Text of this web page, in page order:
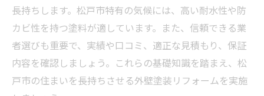
長持ちします。松戸市特有の気候には、高い耐水性や防
カビ性を持つ塗料が適しています。また、信頼できる業
者選びも重要で、実績や口コミ、適正な見積もり、保証
内容を確認しましょう。これらの基礎知識を踏まえ、松
戸市の住まいを長持ちさせる外壁塗装リフォームを実施